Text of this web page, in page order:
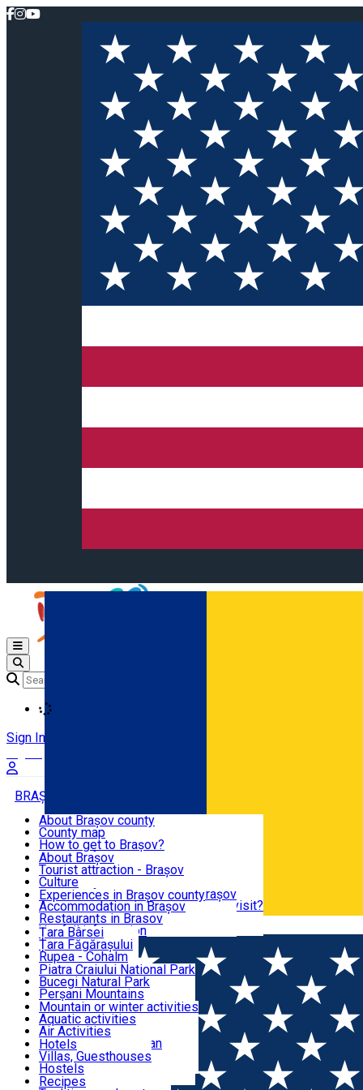
Română
Open main menu
Sign In
BRAȘOV COUNTY
BRAȘOV
EXPERIENCES
DESTINATIONS
NATURE
ACTIVE TOURISM
ACCOMMODATION
CULTURAL HERITAGE
About Brașov county
County map
How to get to Brașov?
Tourist Information Centers
Tourist Guides
Brașov Tourism Recommendations
Historical tourist attractions
What would a local recommend to visit?
Tourism news Brașov
Restaurants
About Brașov
Tourist attraction - Brașov
Culture
Tourist Information Center - Brașov
Accommodation in Brașov
Restaurants in Brasov
Usefull information
Experiences in Brașov county
Țara Bârsei
Țara Făgărașului
Rupea - Cohalm
ECO Destinations
Piatra Craiului National Park
Bucegi Natural Park
Perșani Mountains
Făgăraș Mountains
Postăvarul Peak
Măgura Codlei
Ciucaș Mountains
Protected areas
Other natural attractions
Speoturism
Mountain or winter activities
Aquatic activities
Air Activities
Adventure, Equestrian
Cycling, Running
Other activities
Hotels
Villas, Guesthouses
Hostels
Cottages
Recipes